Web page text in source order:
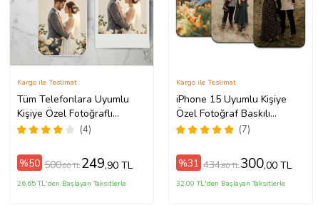
Tüm Telefonlara Uyumlu
Kişiye Özel Fotoğraflı
Telefon Kılıfı Modeller
(4)
Kargo ile Teslimat
%50 500,00 TL 249,90 TL
26,65 TL'den Başlayan Taksitlerle
iPhone 15 Uyumlu Kişiye
Özel Fotoğraf Baskılı
Telefon Kılıfı (7)
Kargo ile Teslimat
%31 434,80 TL 300,00 TL
32,00 TL'den Başlayan Taksitlerle